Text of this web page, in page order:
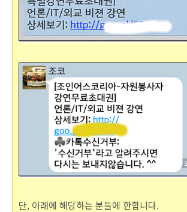
단, 아래에 해당하는 분들에 한합니다.